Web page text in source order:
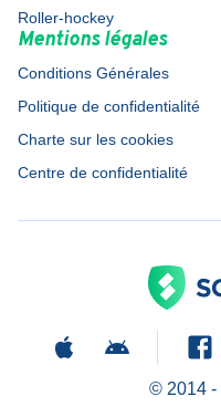
Roller-hockey
Mentions légales
Conditions Générales
Politique de confidentialité
Charte sur les cookies
Centre de confidentialité
© 2014 -